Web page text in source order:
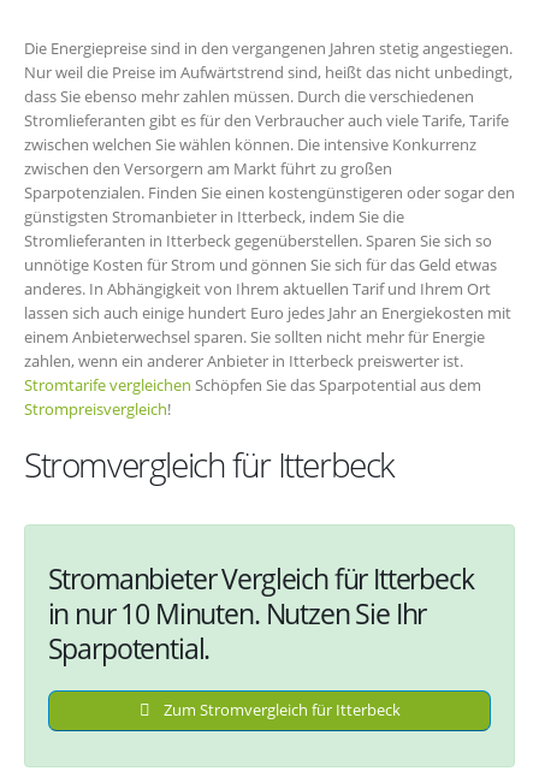
Die Energiepreise sind in den vergangenen Jahren stetig angestiegen.
Nur weil die Preise im Aufwärtstrend sind, heißt das nicht unbedingt,
dass Sie ebenso mehr zahlen müssen. Durch die verschiedenen
Stromlieferanten gibt es für den Verbraucher auch viele Tarife, Tarife
zwischen welchen Sie wählen können. Die intensive Konkurrenz
zwischen den Versorgern am Markt führt zu großen
Sparpotenzialen. Finden Sie einen kostengünstigeren oder sogar den
günstigsten Stromanbieter in Itterbeck, indem Sie die
Stromlieferanten in Itterbeck gegenüberstellen. Sparen Sie sich so
unnötige Kosten für Strom und gönnen Sie sich für das Geld etwas
anderes. In Abhängigkeit von Ihrem aktuellen Tarif und Ihrem Ort
lassen sich auch einige hundert Euro jedes Jahr an Energiekosten mit
einem Anbieterwechsel sparen. Sie sollten nicht mehr für Energie
zahlen, wenn ein anderer Anbieter in Itterbeck preiswerter ist.
Stromtarife vergleichen Schöpfen Sie das Sparpotential aus dem
Strompreisvergleich!
Stromvergleich für Itterbeck
Stromanbieter Vergleich für Itterbeck
in nur 10 Minuten. Nutzen Sie Ihr
Sparpotential.
Zum Stromvergleich für Itterbeck